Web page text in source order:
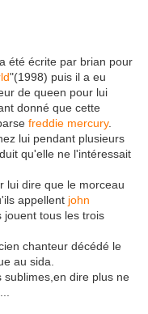
été écrite par brian pour
"(1998) puis il a eu
de queen pour lui
donné que cette
freddie mercury.
lui pendant plusieurs
qu'elle ne l'intéressait
lui dire que le morceau
appellent john
jouent tous les trois
chanteur décédé le
au sida.
sublimes,en dire plus ne